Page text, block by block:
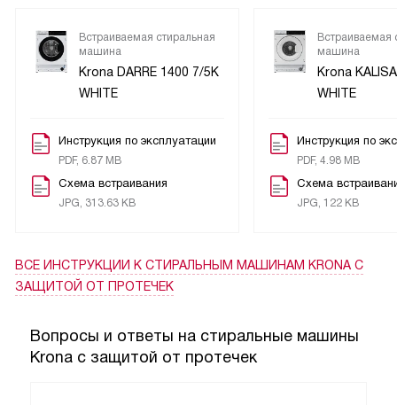
удобно, потому что позволяет выбирать оптимальный
режим в зависимости от типа белья и степени его
загрязнения.
и защита от перелива, протечек и перегрузки. Это дает
дополнительное спокойствие, потому что я знаю, что
машина не допустит никаких неприятных ситуаций.
вернулась домой, обнаружила, что машина сама
продолжила стирку после восстановления
не пришлось перезапускать стирку и тратить лишнее
время.
Встраиваемая стиральная
машина
Krona DARRE 1400 7/5K
WHITE
Инструкция по эксплуатации
PDF, 6.87 MB
Схема встраивания
JPG, 313.63 KB
Встраиваемая
машина
Krona
WHITE
Инструкция по
PDF, 4.98 MB
Схема
JPG, 122 KB
ВСЕ ИНСТРУКЦИИ К СТИРАЛЬНЫМ МАШИНАМ KRONA С
ЗАЩИТОЙ ОТ ПРОТЕЧЕК
Вопросы и ответы на стиральные машины
Krona с защитой от протечек